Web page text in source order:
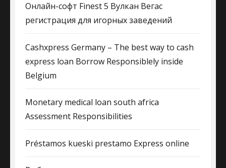
Онлайн-софт Finest 5 Вулкан Вегас
регистрация для игорных заведений
Cashxpress Germany – The best way to cash
express loan Borrow Responsiblely inside
Belgium
Monetary medical loan south africa
Assessment Responsibilities
Préstamos kueski prestamo Express online